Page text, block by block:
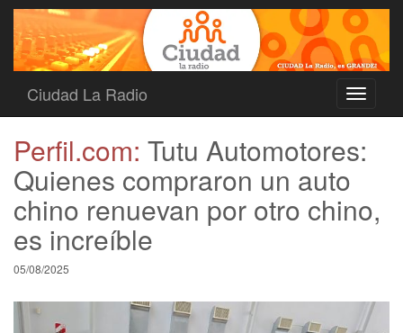
Toggle
Ciudad La Radio
Perfil.com: Tutu Automotores:
Quienes compraron un auto
chino renuevan por otro chino,
es increíble
05/08/2025